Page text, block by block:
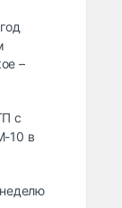
–
с
10 в